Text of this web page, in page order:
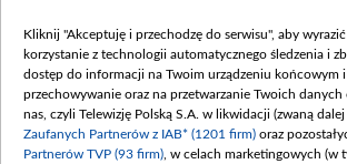
Procedura zgłoszeń
Kliknij "Akceptuję i przechodzę do serwisu", aby
korzystanie z technologii automatycznego śledzenia i
dostęp do informacji na Twoim urządzeniu końcowym
przechowywanie oraz na przetwarzanie Twoich danych
nas, czyli Telewizję Polską S.A. w likwidacji (zwaną dalej
Zaufanych Partnerów z IAB* (1201 firm) oraz
Partnerów TVP (93 firm) , w celach marketingowych (w